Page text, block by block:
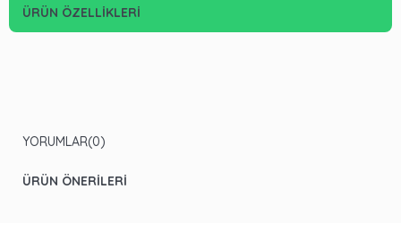
ÜRÜN ÖZELLIKLERI
YORUMLAR(0)
ÜRÜN ÖNERILERI